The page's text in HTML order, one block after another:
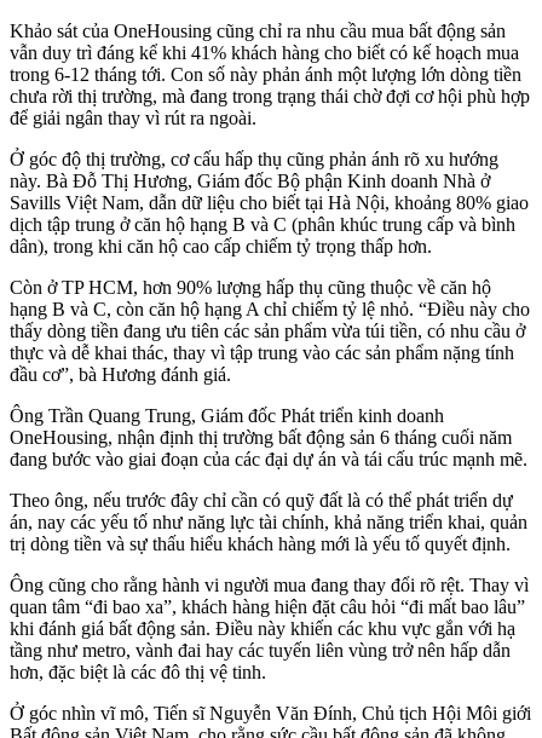
Khảo sát của OneHousing cũng chỉ ra nhu cầu mua bất động sản
vẫn duy trì đáng kể khi 41% khách hàng cho biết có kế hoạch mua
trong 6-12 tháng tới. Con số này phản ánh một lượng lớn dòng tiền
chưa rời thị trường, mà đang trong trạng thái chờ đợi cơ hội phù hợp
để giải ngân thay vì rút ra ngoài.
Ở góc độ thị trường, cơ cấu hấp thụ cũng phản ánh rõ xu hướng
này. Bà Đỗ Thị Hương, Giám đốc Bộ phận Kinh doanh Nhà ở
Savills Việt Nam, dẫn dữ liệu cho biết tại Hà Nội, khoảng 80% giao
dịch tập trung ở căn hộ hạng B và C (phân khúc trung cấp và bình
dân), trong khi căn hộ cao cấp chiếm tỷ trọng thấp hơn.
Còn ở TP HCM, hơn 90% lượng hấp thụ cũng thuộc về căn hộ
hạng B và C, còn căn hộ hạng A chỉ chiếm tỷ lệ nhỏ. “Điều này cho
thấy dòng tiền đang ưu tiên các sản phẩm vừa túi tiền, có nhu cầu ở
thực và dễ khai thác, thay vì tập trung vào các sản phẩm nặng tính
đầu cơ”, bà Hương đánh giá.
Ông Trần Quang Trung, Giám đốc Phát triển kinh doanh
OneHousing, nhận định thị trường bất động sản 6 tháng cuối năm
đang bước vào giai đoạn của các đại dự án và tái cấu trúc mạnh mẽ.
Theo ông, nếu trước đây chỉ cần có quỹ đất là có thể phát triển dự
án, nay các yếu tố như năng lực tài chính, khả năng triển khai, quản
trị dòng tiền và sự thấu hiểu khách hàng mới là yếu tố quyết định.
Ông cũng cho rằng hành vi người mua đang thay đổi rõ rệt. Thay vì
quan tâm “đi bao xa”, khách hàng hiện đặt câu hỏi “đi mất bao lâu”
khi đánh giá bất động sản. Điều này khiến các khu vực gắn với hạ
tầng như metro, vành đai hay các tuyến liên vùng trở nên hấp dẫn
hơn, đặc biệt là các đô thị vệ tinh.
Ở góc nhìn vĩ mô, Tiến sĩ Nguyễn Văn Đính, Chủ tịch Hội Môi giới